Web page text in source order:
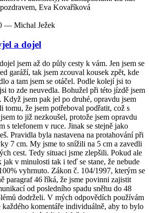
Eva Kovaříková
— Michal Ježek
a dojel
jsem až do půly cesty k vám. Jen jsem se
garáží, tak jsem zcouval kousek zpět, kde
a tam jsem se otáčel. Podle kolejí jsi to
to zde neuvedla. Bohužel při této jízdě jsem
Když jsem pak jel po druhé, opravdu jsem
tomu, že jsem potřeboval podřatit, což s
to již nezkoušel, protože jsem opravdu
s telefonem v ruce. Jinak se stejně jako
Pravidla byla nastavena na protahování při
7 cm. My jsme to snížili na 5 cm a zavedli
cest. Tedy situaci jsme zlepšili. Pokud ale
jak v minulosti tak i teď se stane, že nebude
vyhrnuto. Zákon č. 104/1997, kterým se
paragraf 46 říká, že jsme povinni zajistit
od posledního spadu sněhu do 48
dodrželi. V mých odpovědích používám
komentáře individuálně, aby to bylo